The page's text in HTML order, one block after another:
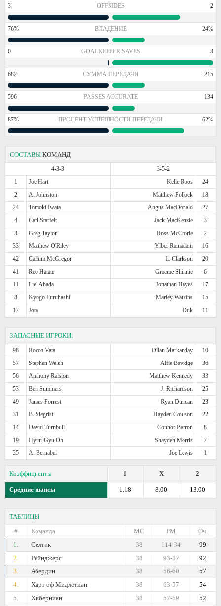
3 OFFSIDES 2
76% ВЛАДЕНИЕ 24%
0 GOALKEEPER SAVES 3
682 СУММА ПЕРЕДАЧИ 215
596 PASSES ACCURATE 134
87% ПРОЦЕНТ УСПЕШНОСТИ ПЕРЕДАЧИ 62%
СОСТАВЫ КОМАНД
4-3-3
3-5-2
1
Joe Hart Kelle Roos
24
2
A. Johnston Matthew Pollock
18
24
Tomoki Iwata Angus MacDonald
27
4
Carl Starfelt Jack MacKenzie
3
3
Greg Taylor Ross McCrorie
2
33
Matthew O'Riley Ylber Ramadani
16
42
Callum McGregor L. Clarkson
20
41
Reo Hatate Graeme Shinnie
6
11
Liel Abada Jonathan Hayes
17
8
Kyogo Furuhashi Marley Watkins
15
17
Jota Duk 11
ЗАПАСНЫЕ ИГРОКИ:
98 Rocco Vata Dilan Markanday
10
57
Stephen Welsh Alfie Bavidge
36
56
Anthony Ralston Matthew Kennedy
33
53
Ben Summers J. Richardson
25
49
James Forrest Ryan Duncan
23
31
B. Siegrist Hayden Coulson
22
14
David Turnbull Connor Barron
8
19
Hyun-Gyu Oh Shayden Morris
7
25
A. Bernabei Joe Lewis 1
Коэффициенты 2
X
1
Средние шансы 13.00
8.00
1.18
ТАБЛИЦЫ
#
Команда Оч.
РМ
МС
1.
Селтик 99
114-34
38
2.
Рейнджерс 92
93-37
38
3.
Абердин 57
56-60
38
4.
Харт оф Мидлотиан 54
63-57
38
5.
Хиберниан 52
57-59
38